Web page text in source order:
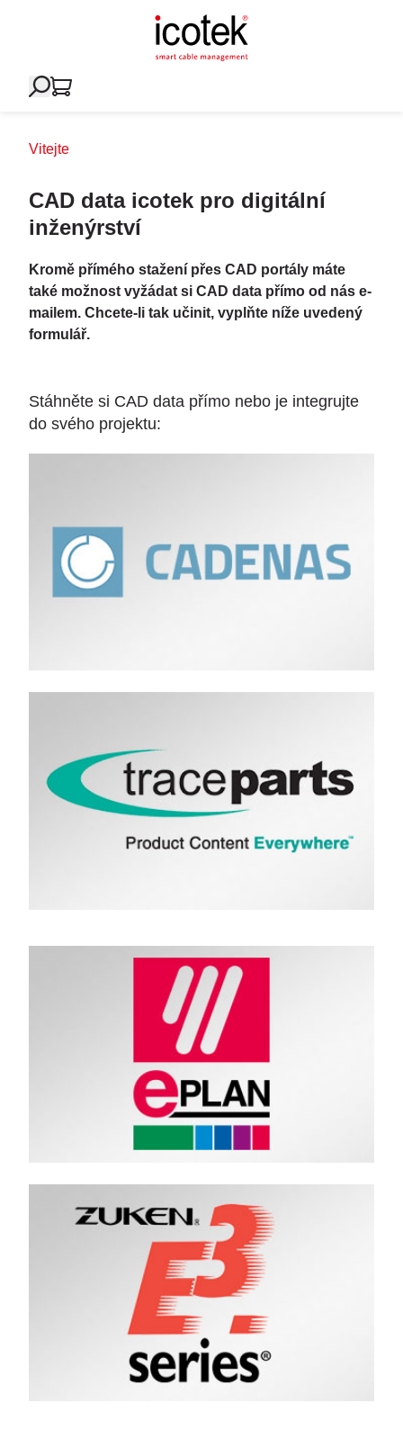
Vitejte
CAD data icotek pro digitální
inženýrství
Kromě přímého stažení přes CAD portály máte
také možnost vyžádat si CAD data přímo od nás e-
mailem. Chcete-li tak učinit, vyplňte níže uvedený
formulář.
Stáhněte si CAD data přímo nebo je integrujte
do svého projektu: